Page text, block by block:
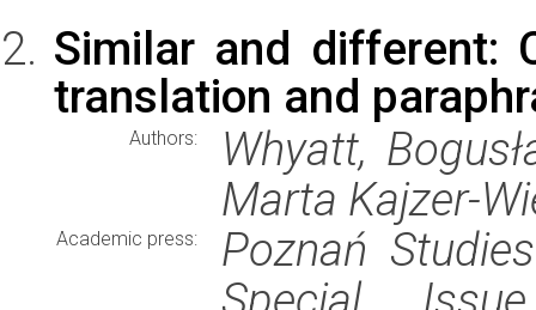
Similar and different:
translation and
Authors:
Whyatt,
Marta Kajzer-
Academic press:
Poznań